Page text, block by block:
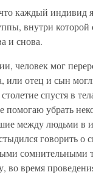
каждый индивид
внутри которой
и снова.
человек мог
или отец и сын
спустя в
помогаю убрать
между людьми в
говорить о
сомнительными
во время